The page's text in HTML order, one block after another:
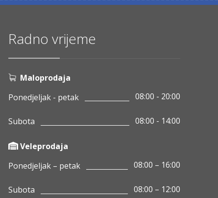
Radno vrijeme
Maloprodaja
Ponedjeljak - petak
08:00 - 20:00
Subota 08:00 - 14:00
Veleprodaja
Ponedjeljak – petak
08:00 – 16:00
Subota 08:00 – 12:00